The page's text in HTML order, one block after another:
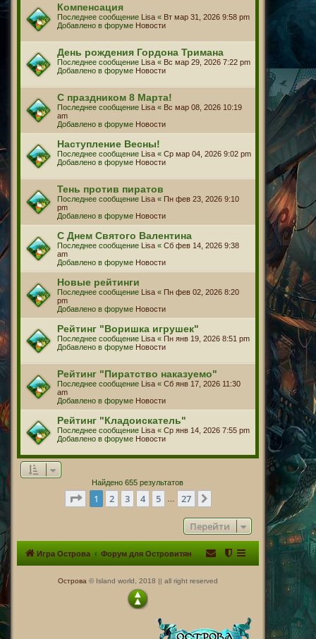
Компенсация
Последнее сообщение Lisa « Вт мар 31, 2026 9:58 pm
Добавлено в форуме Новости
День рождения Гордона Тримана
Последнее сообщение Lisa « Вс мар 29, 2026 7:22 pm
Добавлено в форуме Новости
С праздником 8 Марта!
Последнее сообщение Lisa « Вс мар 08, 2026 10:19
am
Добавлено в форуме Новости
Наступление Весны!
Последнее сообщение Lisa « Ср мар 04, 2026 9:02 pm
Добавлено в форуме Новости
Тень против пиратов
Последнее сообщение Lisa « Пн фев 23, 2026 9:10
pm
Добавлено в форуме Новости
С Днем Святого Валентина
Последнее сообщение Lisa « Сб фев 14, 2026 9:38
am
Добавлено в форуме Новости
Новые рейтинги
Последнее сообщение Lisa « Пн фев 02, 2026 8:20
pm
Добавлено в форуме Новости
Рейтинг "Воришка игрушек"
Последнее сообщение Lisa « Пн янв 19, 2026 8:51 pm
Добавлено в форуме Новости
Рейтинг "Пиратство наказуемо"
Последнее сообщение Lisa « Сб янв 17, 2026 11:30
am
Добавлено в форуме Новости
Рейтинг "Кладоискатель"
Последнее сообщение Lisa « Ср янв 14, 2026 7:55 pm
Добавлено в форуме Новости
Найдено 655 результатов
Страница из 27
1 2 3 4 5 27
Перейти
Игра Острова Форум для Островитян
Острова © Island world, 2018 || all right reserved